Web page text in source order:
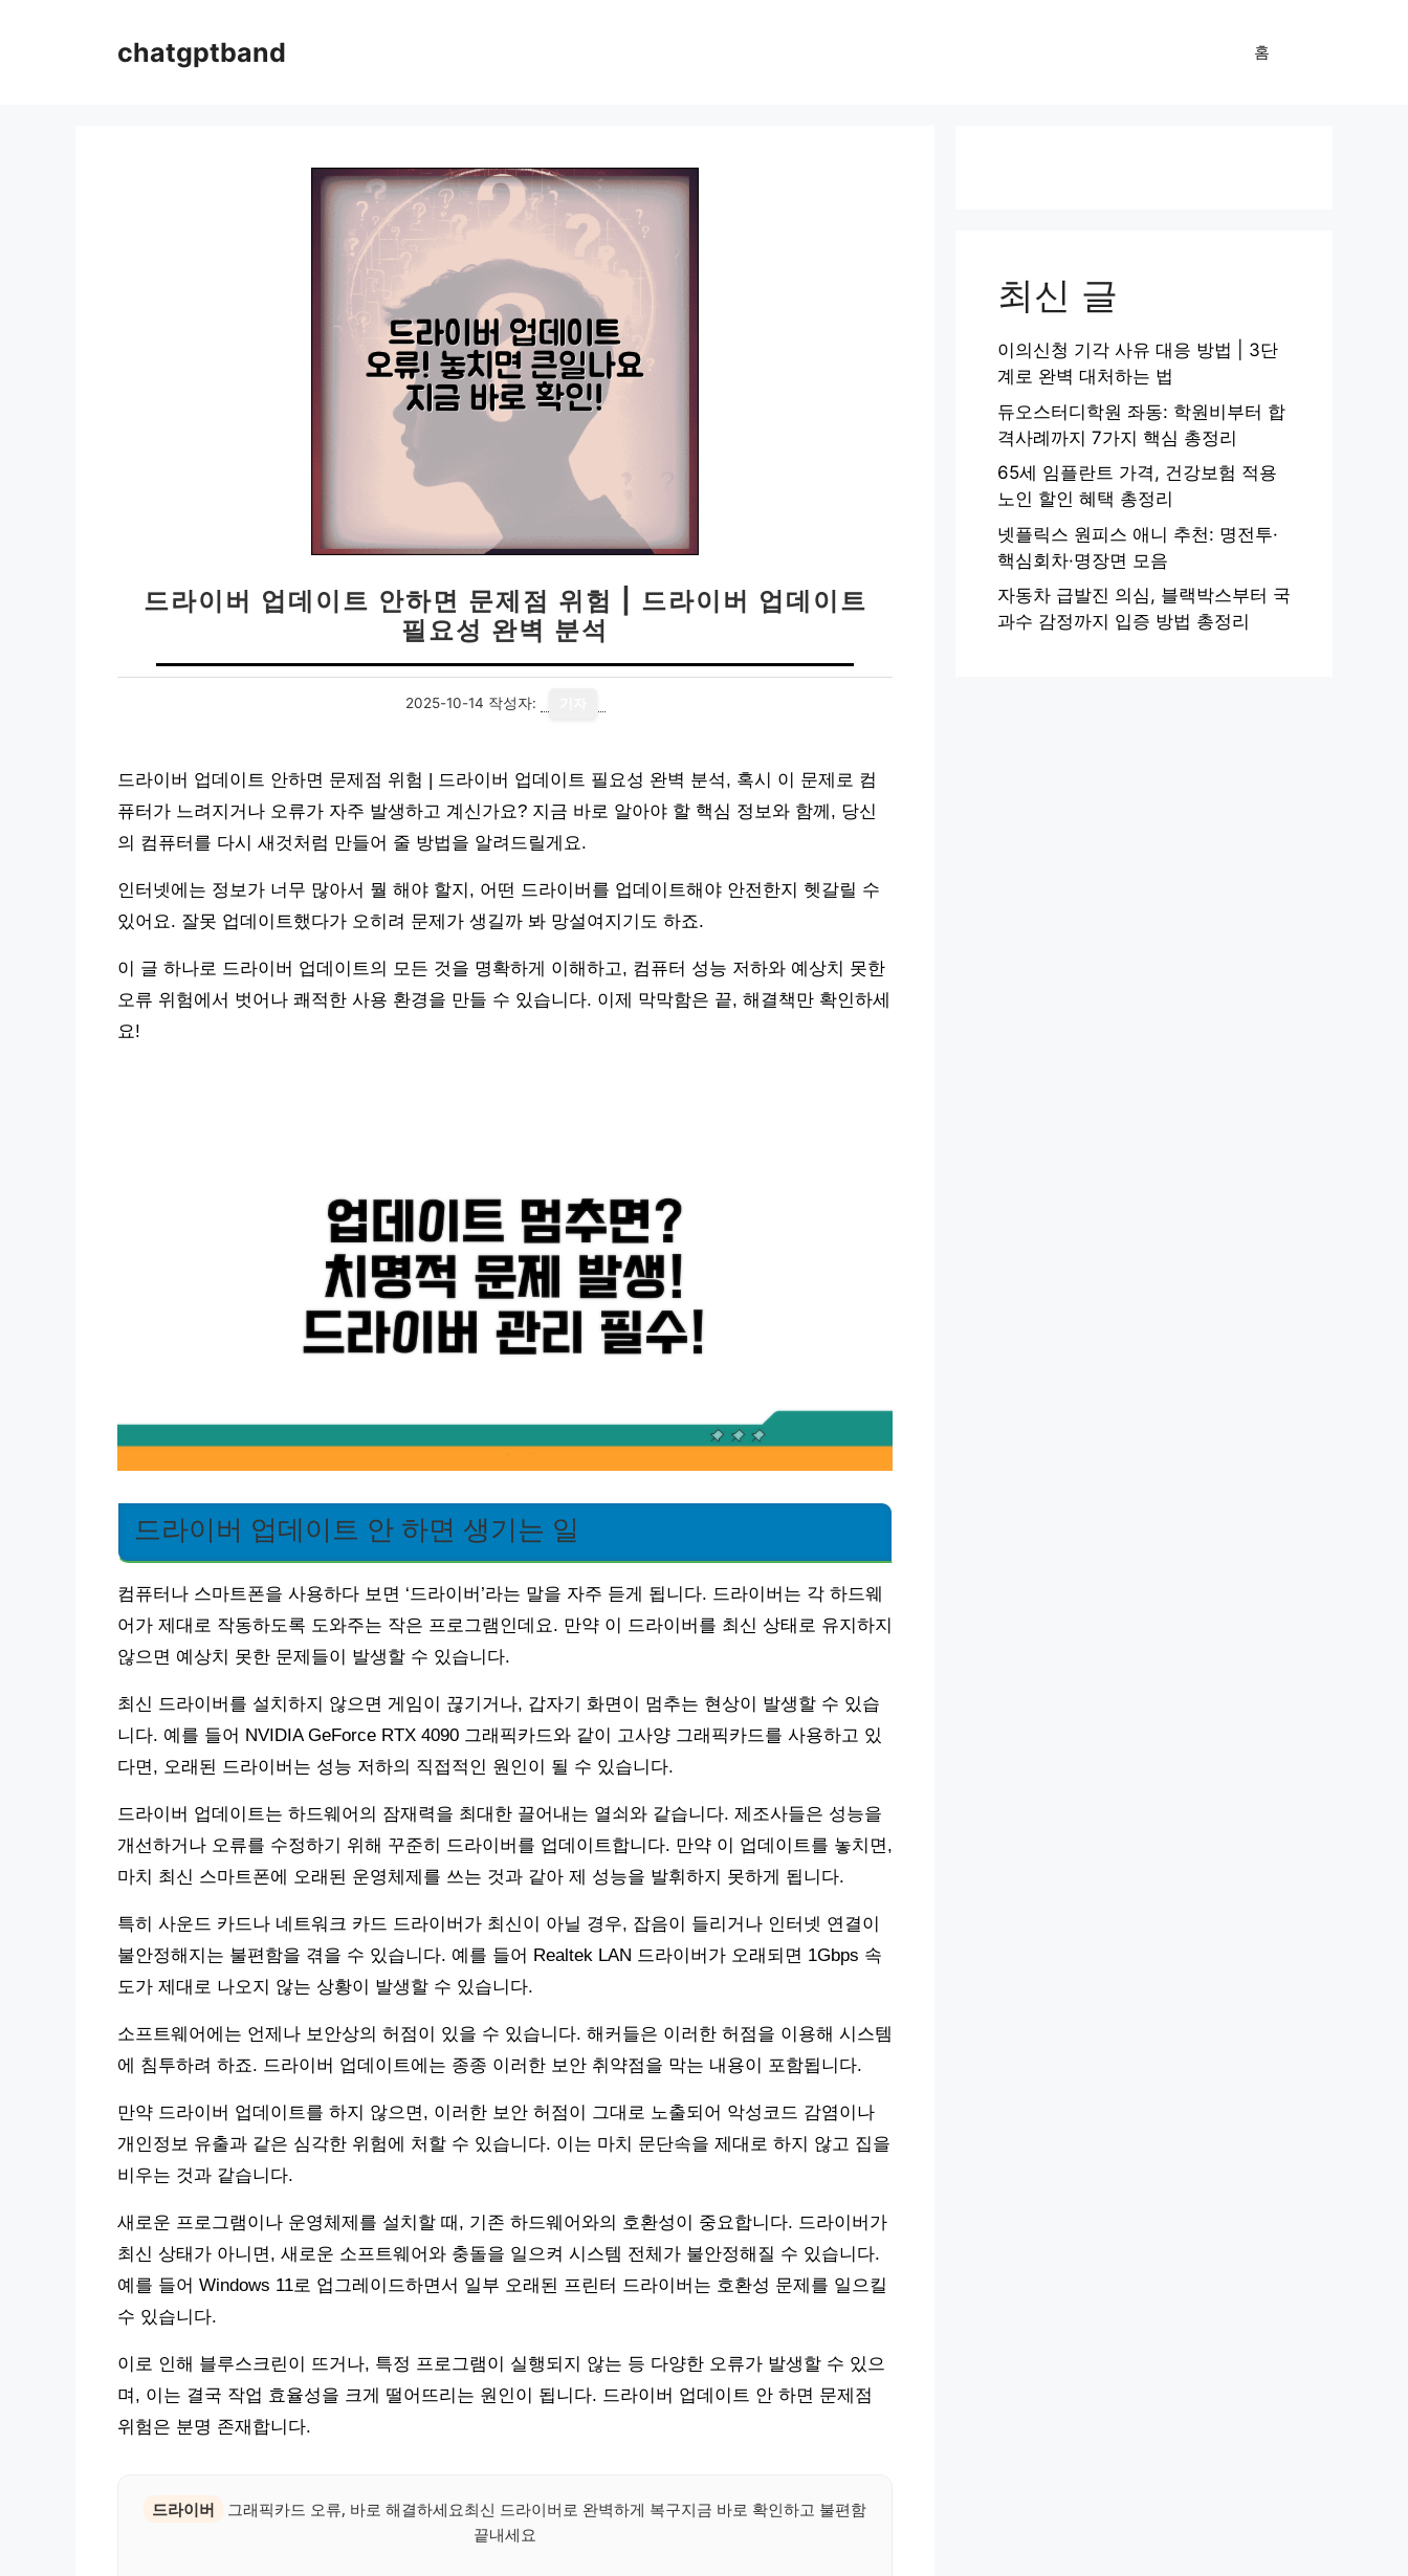
chatgptband 홈
드라이버 업데이트 안하면 문제점 위험 | 드라이버 업데이트
필요성 완벽 분석
2025-10-14 작성자:
드라이버 업데이트 안하면 문제점 위험 | 드라이버 업데이트 필요성 완벽 분석, 혹시 이 문제로 컴
퓨터가 느려지거나 오류가 자주 발생하고 계신가요? 지금 바로 알아야 할 핵심 정보와 함께, 당신
의 컴퓨터를 다시 새것처럼 만들어 줄 방법을 알려드릴게요.
인터넷에는 정보가 너무 많아서 뭘 해야 할지, 어떤 드라이버를 업데이트해야 안전한지 헷갈릴 수
있어요. 잘못 업데이트했다가 오히려 문제가 생길까 봐 망설여지기도 하죠.
이 글 하나로 드라이버 업데이트의 모든 것을 명확하게 이해하고, 컴퓨터 성능 저하와 예상치 못한
오류 위험에서 벗어나 쾌적한 사용 환경을 만들 수 있습니다. 이제 막막함은 끝, 해결책만 확인하세
요!
드라이버 업데이트 안 하면 생기는 일
컴퓨터나 스마트폰을 사용하다 보면 ‘드라이버’라는 말을 자주 듣게 됩니다. 드라이버는 각 하드웨
어가 제대로 작동하도록 도와주는 작은 프로그램인데요. 만약 이 드라이버를 최신 상태로 유지하지
않으면 예상치 못한 문제들이 발생할 수 있습니다.
최신 드라이버를 설치하지 않으면 게임이 끊기거나, 갑자기 화면이 멈추는 현상이 발생할 수 있습
니다. 예를 들어 NVIDIA GeForce RTX 4090 그래픽카드와 같이 고사양 그래픽카드를 사용하고 있
다면, 오래된 드라이버는 성능 저하의 직접적인 원인이 될 수 있습니다.
드라이버 업데이트는 하드웨어의 잠재력을 최대한 끌어내는 열쇠와 같습니다. 제조사들은 성능을
개선하거나 오류를 수정하기 위해 꾸준히 드라이버를 업데이트합니다. 만약 이 업데이트를 놓치면,
마치 최신 스마트폰에 오래된 운영체제를 쓰는 것과 같아 제 성능을 발휘하지 못하게 됩니다.
특히 사운드 카드나 네트워크 카드 드라이버가 최신이 아닐 경우, 잡음이 들리거나 인터넷 연결이
불안정해지는 불편함을 겪을 수 있습니다. 예를 들어 Realtek LAN 드라이버가 오래되면 1Gbps 속
도가 제대로 나오지 않는 상황이 발생할 수 있습니다.
소프트웨어에는 언제나 보안상의 허점이 있을 수 있습니다. 해커들은 이러한 허점을 이용해 시스템
에 침투하려 하죠. 드라이버 업데이트에는 종종 이러한 보안 취약점을 막는 내용이 포함됩니다.
만약 드라이버 업데이트를 하지 않으면, 이러한 보안 허점이 그대로 노출되어 악성코드 감염이나
개인정보 유출과 같은 심각한 위험에 처할 수 있습니다. 이는 마치 문단속을 제대로 하지 않고 집을
비우는 것과 같습니다.
새로운 프로그램이나 운영체제를 설치할 때, 기존 하드웨어와의 호환성이 중요합니다. 드라이버가
최신 상태가 아니면, 새로운 소프트웨어와 충돌을 일으켜 시스템 전체가 불안정해질 수 있습니다.
예를 들어 Windows 11로 업그레이드하면서 일부 오래된 프린터 드라이버는 호환성 문제를 일으킬
수 있습니다.
이로 인해 블루스크린이 뜨거나, 특정 프로그램이 실행되지 않는 등 다양한 오류가 발생할 수 있으
며, 이는 결국 작업 효율성을 크게 떨어뜨리는 원인이 됩니다. 드라이버 업데이트 안 하면 문제점
위험은 분명 존재합니다.
드라이버
그래픽카드 오류, 바로 해결하세요최신 드라이버로 완벽하게 복구지금 바로 확인하고 불편함
끝내세요
최신 글
이의신청 기각 사유 대응 방법 | 3단
계로 완벽 대처하는 법
듀오스터디학원 좌동: 학원비부터 합
격사례까지 7가지 핵심 총정리
65세 임플란트 가격, 건강보험 적용
노인 할인 혜택 총정리
넷플릭스 원피스 애니 추천: 명전투·
핵심회차·명장면 모음
자동차 급발진 의심, 블랙박스부터 국
과수 감정까지 입증 방법 총정리